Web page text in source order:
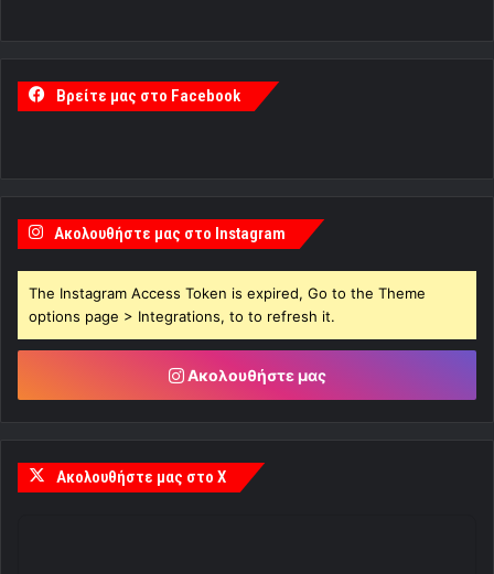
Βρείτε μας στο Facebook
Ακολουθήστε μας στο Instagram
The Instagram Access Token is expired, Go to the Theme
options page > Integrations, to to refresh it.
Ακολουθήστε μας
Ακολουθήστε μας στο X